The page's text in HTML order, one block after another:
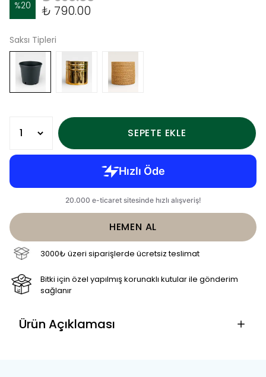
%20
₺ 790.00
Saksı Tipleri
SEPETE EKLE
HEMEN AL
3000₺ üzeri siparişlerde ücretsiz teslimat
Bitki için özel yapılmış korunaklı kutular ile gönderim
sağlanır
Ürün Açıklaması